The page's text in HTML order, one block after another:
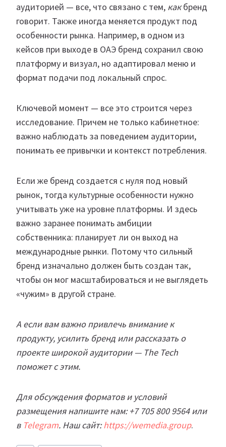
аудиторией — все, что связано с тем, какбренд
говорит. Также иногда меняется продукт под
особенности рынка. Например, в одном из
кейсов при выходе в ОАЭ бренд сохранил свою
платформу и визуал, но адаптировал меню и
формат подачи под локальный спрос.
Ключевой момент — все это строится через
исследование. Причем не только кабинетное:
важно наблюдать за поведением аудитории,
понимать ее привычки и контекст потребления.
Если же бренд создается с нуля под новый
рынок, тогда культурные особенности нужно
учитывать уже на уровне платформы. И здесь
важно заранее понимать амбиции
собственника: планирует ли он выход на
международные рынки. Потому что сильный
бренд изначально должен быть создан так,
чтобы он мог масштабироваться и не выглядеть
«чужим» в другой стране.
А если вам важно привлечь внимание к
продукту, усилить бренд или рассказать о
проекте широкой аудитории — The Tech
поможет с этим.
Для обсуждения форматов и условий
размещения напишите нам: +7 705 800 9564 или
в Telegram. Наш сайт:https://wemedia.group.